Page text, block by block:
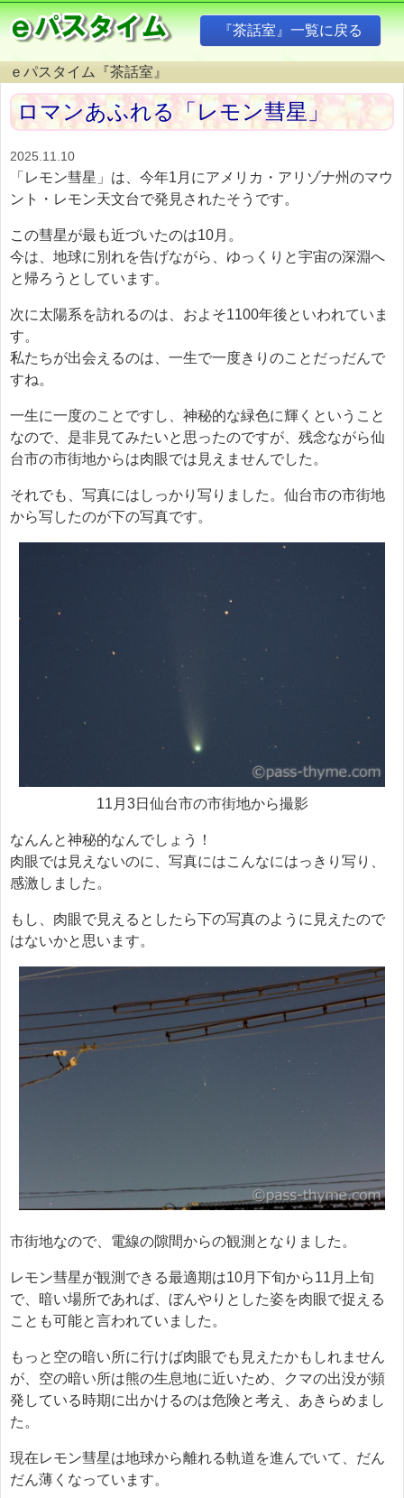
『茶話室』一覧に戻る
ｅパスタイム『茶話室』
ロマンあふれる「レモン彗星」
2025.11.10
「レモン彗星」は、今年1月にアメリカ・アリゾナ州のマウ
ント・レモン天文台で発見されたそうです。
この彗星が最も近づいたのは10月。
今は、地球に別れを告げながら、ゆっくりと宇宙の深淵へ
と帰ろうとしています。
次に太陽系を訪れるのは、およそ1100年後といわれていま
す。
私たちが出会えるのは、一生で一度きりのことだっだんで
すね。
一生に一度のことですし、神秘的な緑色に輝くということ
なので、是非見てみたいと思ったのですが、残念ながら仙
台市の市街地からは肉眼では見えませんでした。
それでも、写真にはしっかり写りました。仙台市の市街地
から写したのが下の写真です。
11月3日仙台市の市街地から撮影
なんんと神秘的なんでしょう！
肉眼では見えないのに、写真にはこんなにはっきり写り、
感激しました。
もし、肉眼で見えるとしたら下の写真のように見えたので
はないかと思います。
市街地なので、電線の隙間からの観測となりました。
レモン彗星が観測できる最適期は10月下旬から11月上旬
で、暗い場所であれば、ぼんやりとした姿を肉眼で捉える
ことも可能と言われていました。
もっと空の暗い所に行けば肉眼でも見えたかもしれません
が、空の暗い所は熊の生息地に近いため、クマの出没が頻
発している時期に出かけるのは危険と考え、あきらめまし
た。
現在レモン彗星は地球から離れる軌道を進んでいて、だん
だん薄くなっています。